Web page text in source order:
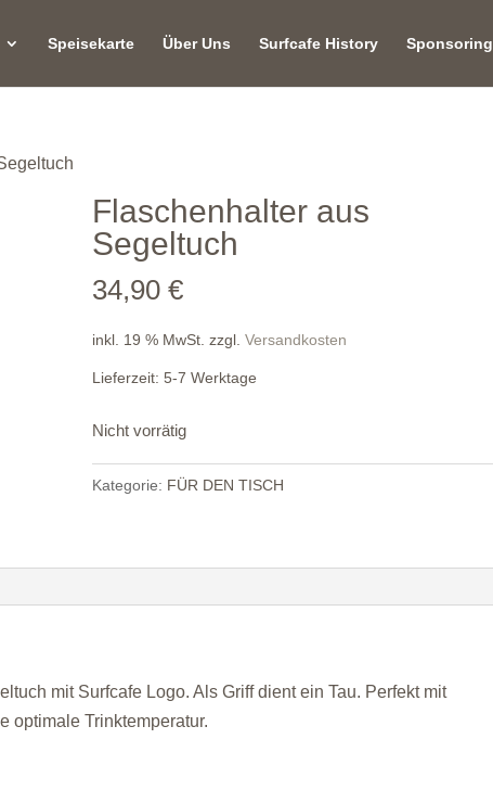
Speisekarte Über Uns Surfcafe History Sponsoring
Flaschenhalter aus
Segeltuch
34,90€
inkl. 19 % MwSt. zzgl.Versandkosten
Lieferzeit:5-7 Werktage
Nicht vorrätig
Kategorie: FÜR DEN TISCH
mit Surfcafe Logo. Als Griff dient ein Tau. Perfekt mit
optimale Trinktemperatur.